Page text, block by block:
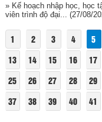
» Kế hoạch nhập học, học
viên trình độ đại... (27/08/
1 2 3 4 5
13
14 15 16 17
25
26 27 28 29
37
38 39 40 41